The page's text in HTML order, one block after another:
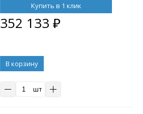
Купить в 1 клик
352 133 ₽
В корзину
шт